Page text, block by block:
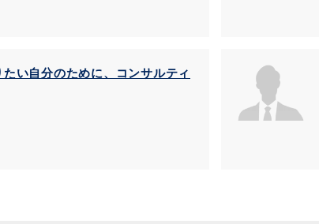
たい自分のために、コンサルティ